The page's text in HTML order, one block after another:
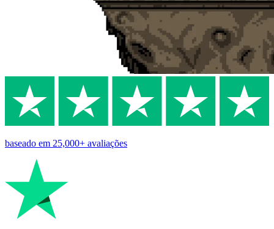
baseado em 25,000+ avaliações